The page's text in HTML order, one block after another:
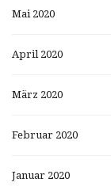
Mai 2020
April 2020
März 2020
Februar 2020
Januar 2020